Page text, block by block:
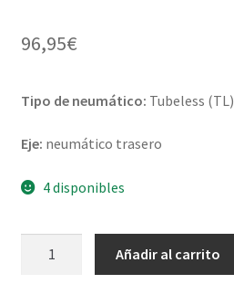
96,95€
Tipo de neumático: Tubeless (TL)
Eje: neumático trasero
4 disponibles
Añadir al carrito